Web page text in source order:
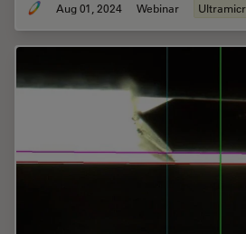
Aug 01, 2024 Webinar